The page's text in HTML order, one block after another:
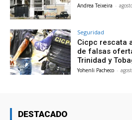
Andrea Teixeira -
Seguridad
Cicpc rescata
de falsas
Trinidad y
Yohenli Pacheco -
DESTACADO